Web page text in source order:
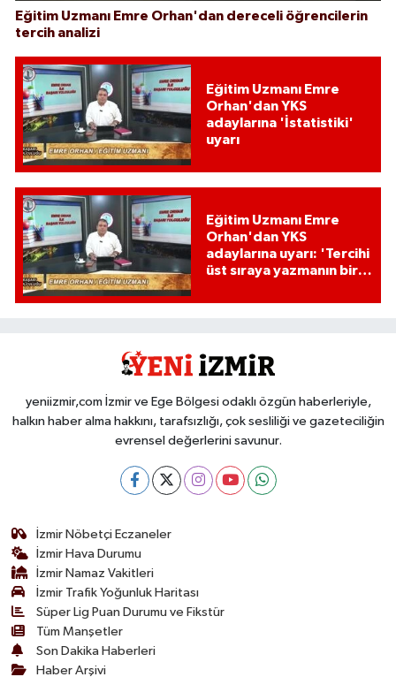
Eğitim Uzmanı Emre Orhan'dan dereceli öğrencilerin
tercih analizi
Eğitim Uzmanı Emre
Orhan'dan YKS
adaylarına 'İstatistiki'
uyarı
Eğitim Uzmanı Emre
Orhan'dan YKS
adaylarına uyarı: 'Tercihi
üst sıraya yazmanın bir
yeniizmir,com İzmir ve Ege Bölgesi odaklı özgün haberleriyle,
halkın haber alma hakkını, tarafsızlığı, çok sesliliği ve gazeteciliğin
evrensel değerlerini savunur.
İzmir Nöbetçi Eczaneler
İzmir Hava Durumu
İzmir Namaz Vakitleri
İzmir Trafik Yoğunluk Haritası
Süper Lig Puan Durumu ve Fikstür
Tüm Manşetler
Son Dakika Haberleri
Haber Arşivi